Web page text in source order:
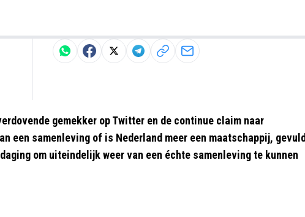
gemekker op Twitter en de continue claim naar
een samenleving of is Nederland meer een maatschappij, gevuld
om uiteindelijk weer van een échte samenleving te kunnen